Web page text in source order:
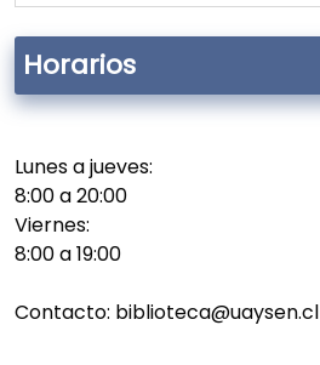
Horarios
Lunes a jueves:
8:00 a 20:00
Viernes:
8:00 a 19:00
Contacto: biblioteca@uaysen.cl